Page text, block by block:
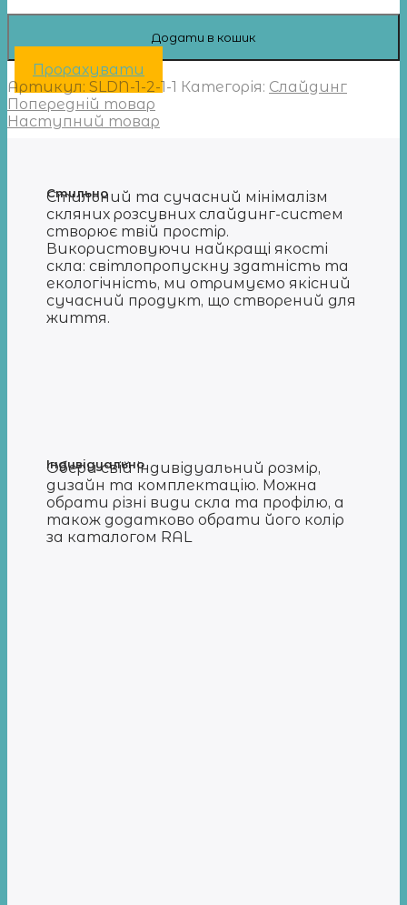
Додати в кошик
Прорахувати
Артикул: SLDN-1-2-1-1 Категорія: Слайдинг
Попередній товар
Наступний товар
Стильно
Стильний та сучасний мінімалізм
скляних розсувних слайдинг-систем
створює твій простір.
Використовуючи найкращі якості
скла: світлопропускну здатність та
екологічність, ми отримуємо якісний
сучасний продукт, що створений для
життя.
Індивідуально
Обери свій індивідуальний розмір,
дизайн та комплектацію. Можна
обрати різні види скла та профілю, а
також додатково обрати його колір
за каталогом RAL